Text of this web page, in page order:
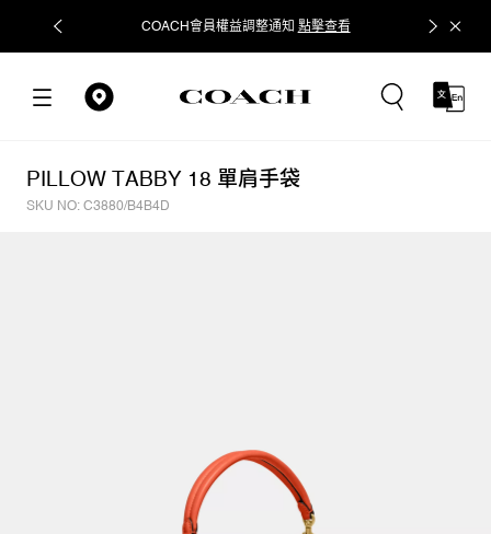
COACH會員權益調整通知 點擊查看 立即追蹤
PILLOW TABBY 18 單肩手袋
SKU NO: C3880/B4B4D